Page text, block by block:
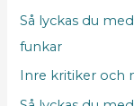
Så lyckas du
funkar
Inre kritiker och